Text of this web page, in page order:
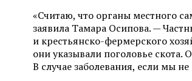
«Считаю, что органы местного
заявила Тамара Осипова. —
и крестьянско-фермерского
они указывали поголовье
В случае заболевания, если мы